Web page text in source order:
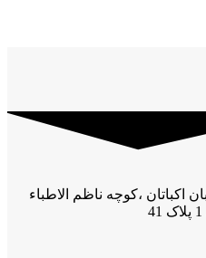
اکباتان ،کوچه ناظم الاطباء